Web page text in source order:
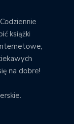
książki
na dobre!